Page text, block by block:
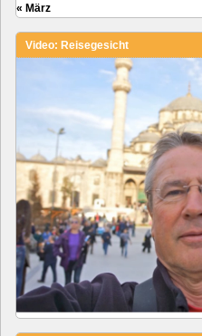
« März
Video: Reisegesicht